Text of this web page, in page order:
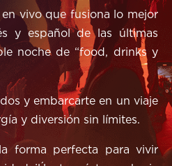
vivo que fusiona lo mejor
y español de las últimas
noche de “food, drinks y
y embarcarte en un viaje
y diversión sin límites.
forma perfecta para vivir